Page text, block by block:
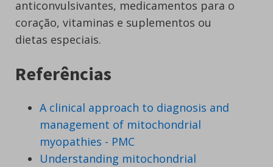
anticonvulsivantes, medicamentos para o
coração, vitaminas e suplementos ou
dietas especiais.
Referências
A clinical approach to diagnosis and
management of mitochondrial
myopathies - PMC
Understanding mitochondrial